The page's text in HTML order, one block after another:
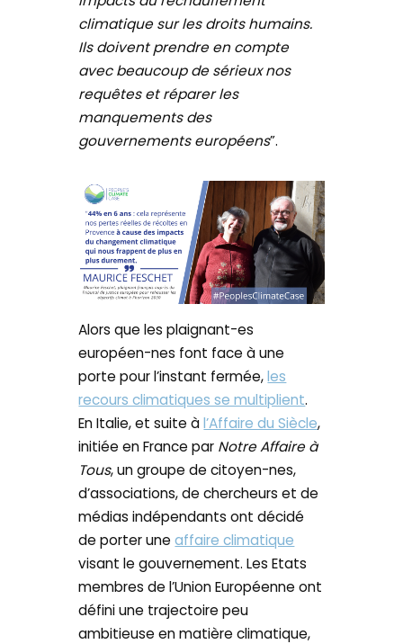
climatique sur les droits humains.
Ils doivent prendre en compte
avec beaucoup de sérieux nos
requêtes et réparer les
manquements des
gouvernements européens”.
Alors que les plaignant-es
européen-nes font face à une
porte pour l’instant fermée,les
recours climatiques se multiplient.
En Italie, et suite àl’Affaire du Siècle,
initiée en France par Notre Affaire à
Tous, un groupe de citoyen-nes,
d’associations, de chercheurs et de
médias indépendants ont décidé
de porter uneaffaire climatique
visant le gouvernement. Les Etats
membres de l’Union Européenne ont
défini une trajectoire peu
ambitieuse en matière climatique,